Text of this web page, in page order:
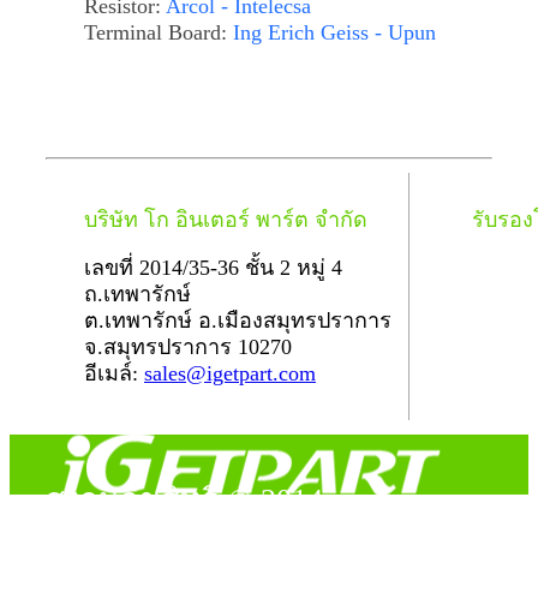
Resistor: Arcol - Intelecsa
Terminal Board: Ing Erich Geiss - Upun
บริษัท โก อินเตอร์ พาร์ต จำกัด
เลขที่ 2014/35-36 ชั้น 2 หมู่ 4
ถ.เทพารักษ์
ต.เทพารักษ์ อ.เมืองสมุทรปราการ
จ.สมุทรปราการ 10270
อีเมล์: sales@igetpart.com
รับรอ
สงวนลิขสิทธิ์ © 2014